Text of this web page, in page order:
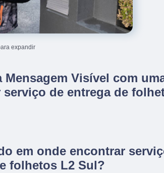
expandir
Mensagem Visível com
serviço de entrega de
em onde encontrar
folhetos L2 Sul?